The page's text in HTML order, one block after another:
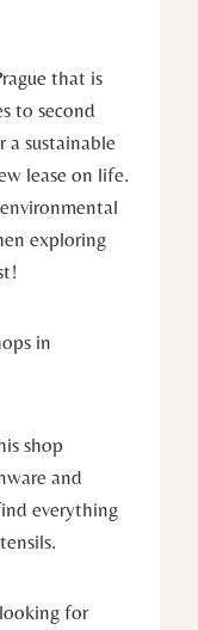
that is
to second
a sustainable
lease on life.
exploring
in
shop
and
everything
for